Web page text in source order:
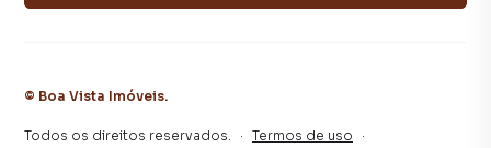
© Boa Vista Imóveis.
Todos os direitos reservados. · Termos de uso ·